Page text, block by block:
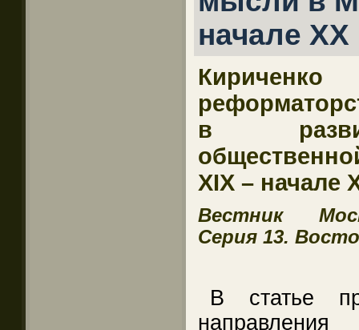
начале ХХ
в
ХIX – начале
Вестник
Серия 13.
В статье